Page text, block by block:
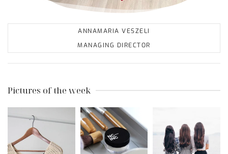
ANNAMARIA VESZELI
MANAGING DIRECTOR
Pictures of the week